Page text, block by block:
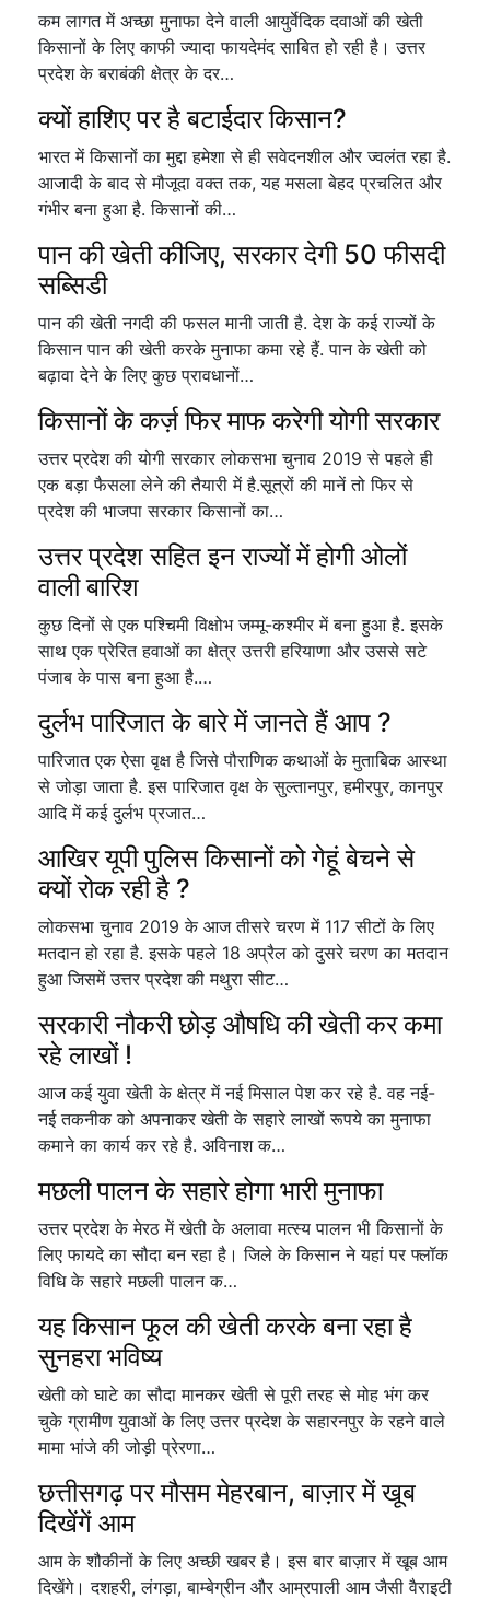
कम लागत में अच्छा मुनाफा देने वाली आयुर्वेदिक दवाओं की खेती
किसानों के लिए काफी ज्यादा फायदेमंद साबित हो रही है। उत्तर
प्रदेश के बराबंकी क्षेत्र के दर…
क्यों हाशिए पर है बटाईदार किसान?
भारत में किसानों का मुद्दा हमेशा से ही सवेदनशील और ज्वलंत रहा है.
आजादी के बाद से मौजूदा वक्त तक, यह मसला बेहद प्रचलित और
गंभीर बना हुआ है. किसानों की…
पान की खेती कीजिए, सरकार देगी 50 फीसदी
सब्सिडी
पान की खेती नगदी की फसल मानी जाती है. देश के कई राज्यों के
किसान पान की खेती करके मुनाफा कमा रहे हैं. पान के खेती को
बढ़ावा देने के लिए कुछ प्रावधानों…
किसानों के कर्ज़ फिर माफ करेगी योगी सरकार
उत्तर प्रदेश की योगी सरकार लोकसभा चुनाव 2019 से पहले ही
एक बड़ा फैसला लेने की तैयारी में है.सूत्रों की मानें तो फिर से
प्रदेश की भाजपा सरकार किसानों का…
उत्तर प्रदेश सहित इन राज्यों में होगी ओलों
वाली बारिश
कुछ दिनों से एक पश्चिमी विक्षोभ जम्मू-कश्मीर में बना हुआ है. इसके
साथ एक प्रेरित हवाओं का क्षेत्र उत्तरी हरियाणा और उससे सटे
पंजाब के पास बना हुआ है.…
दुर्लभ पारिजात के बारे में जानते हैं आप ?
पारिजात एक ऐसा वृक्ष है जिसे पौराणिक कथाओं के मुताबिक आस्था
से जोड़ा जाता है. इस पारिजात वृक्ष के सुल्तानपुर, हमीरपुर, कानपुर
आदि में कई दुर्लभ प्रजात…
आखिर यूपी पुलिस किसानों को गेहूं बेचने से
क्यों रोक रही है ?
लोकसभा चुनाव 2019 के आज तीसरे चरण में 117 सीटों के लिए
मतदान हो रहा है. इसके पहले 18 अप्रैल को दुसरे चरण का मतदान
हुआ जिसमें उत्तर प्रदेश की मथुरा सीट…
सरकारी नौकरी छोड़ औषधि की खेती कर कमा
रहे लाखों !
आज कई युवा खेती के क्षेत्र में नई मिसाल पेश कर रहे है. वह नई-
नई तकनीक को अपनाकर खेती के सहारे लाखों रूपये का मुनाफा
कमाने का कार्य कर रहे है. अविनाश क…
मछली पालन के सहारे होगा भारी मुनाफा
उत्तर प्रदेश के मेरठ में खेती के अलावा मत्स्य पालन भी किसानों के
लिए फायदे का सौदा बन रहा है। जिले के किसान ने यहां पर फ्लॉक
विधि के सहारे मछली पालन क…
यह किसान फूल की खेती करके बना रहा है
सुनहरा भविष्य
खेती को घाटे का सौदा मानकर खेती से पूरी तरह से मोह भंग कर
चुके ग्रामीण युवाओं के लिए उत्तर प्रदेश के सहारनपुर के रहने वाले
मामा भांजे की जोड़ी प्रेरणा…
छत्तीसगढ़ पर मौसम मेहरबान, बाज़ार में खूब
दिखेंगें आम
आम के शौकीनों के लिए अच्छी खबर है। इस बार बाज़ार में खूब आम
दिखेंगे। दशहरी, लंगड़ा, बाम्बेग्रीन और आम्रपाली आम जैसी वैराइटी